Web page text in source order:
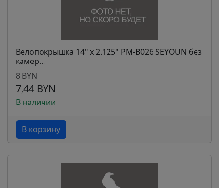
Велопокрышка 14" x 2.125" PM-B026 SEYOUN без
камер...
8 BYN
7,44 BYN
В наличии
В корзину